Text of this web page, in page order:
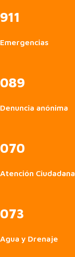
911
Emergencias
089
Denuncia anónima
070
Atención Ciudadana
073
Agua y Drenaje